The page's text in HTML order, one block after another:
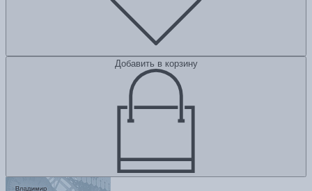
Добавить в корзину